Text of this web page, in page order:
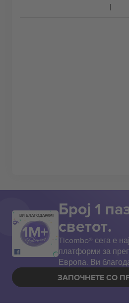
ВИ БЛАГОДАРАМ! Број 1
светот.
Ticombo® сега е
платформи за
Европа. Ви
ЗАПОЧНЕТЕ СО